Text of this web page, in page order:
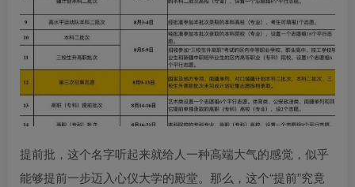
提前批，这个名字听起来就给人一种高端大气的感觉，似乎
能够提前一步迈入心仪大学的殿堂。那么，这个“提前”究竟